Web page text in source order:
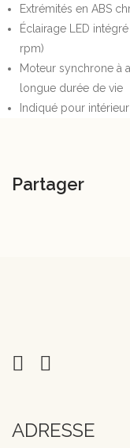
Extrémités en ABS
Éclairage LED
rpm)
Moteur synchrone à
longue durée de vie
Indiqué pour
Partager
ADRESSE